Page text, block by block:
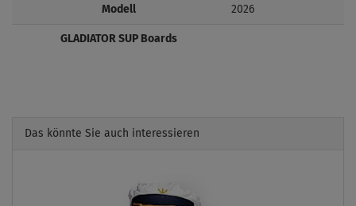
Modell 2026
GLADIATOR SUP Boards
Das könnte Sie auch interessieren